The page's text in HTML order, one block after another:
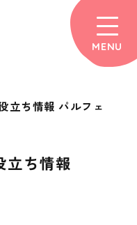
MENU
立ち情報 パルフェ
立ち情報